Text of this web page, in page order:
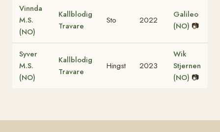
Vinnda
M.S.
(NO)
Kallblodig
Travare
Sto 2022
Galileo
(NO) 📷
Syver
M.S.
(NO)
Kallblodig
Travare
Hingst 2023
Wik
Stjernen
(NO) 📷